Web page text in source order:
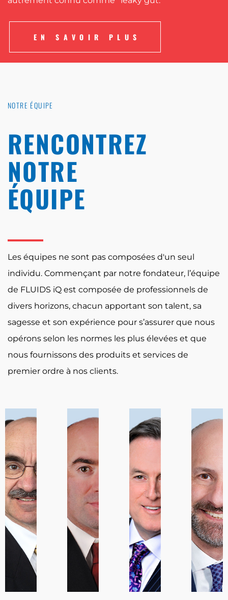
EN SAVOIR PLUS
NOTRE ÉQUIPE
RENCONTREZ
NOTRE
ÉQUIPE
Les équipes ne sont pas composées d'un seul
individu. Commençant par notre fondateur, l’équipe
de FLUIDS iQ est composée de professionnels de
divers horizons, chacun apportant son talent, sa
sagesse et son expérience pour s’assurer que nous
opérons selon les normes les plus élevées et que
nous fournissons des produits et services de
premier ordre à nos clients.